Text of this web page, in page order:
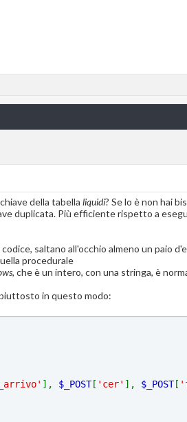
della tabella liquidi? Se lo è non hai
duplicata. Più efficiente rispetto a
saltano all'occhio almeno un paio
procedurale
, che è un intero, con una stringa, è
in questo modo:
], $_POST[ 'cer' ], $_POST[